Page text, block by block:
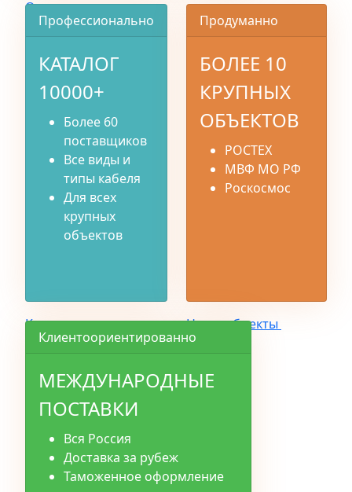
О компании
Профессионально
КАТАЛОГ
10000+
Более 60
поставщиков
Все виды и
типы кабеля
Для всех
крупных
объектов
Каталог
Продуманно
БОЛЕЕ 10
КРУПНЫХ
ОБЪЕКТОВ
РОСТЕХ
МВФ МО РФ
Роскосмос
Наши объекты
Клиентоориентированно
МЕЖДУНАРОДНЫЕ
ПОСТАВКИ
Вся Россия
Доставка за рубеж
Таможенное оформление